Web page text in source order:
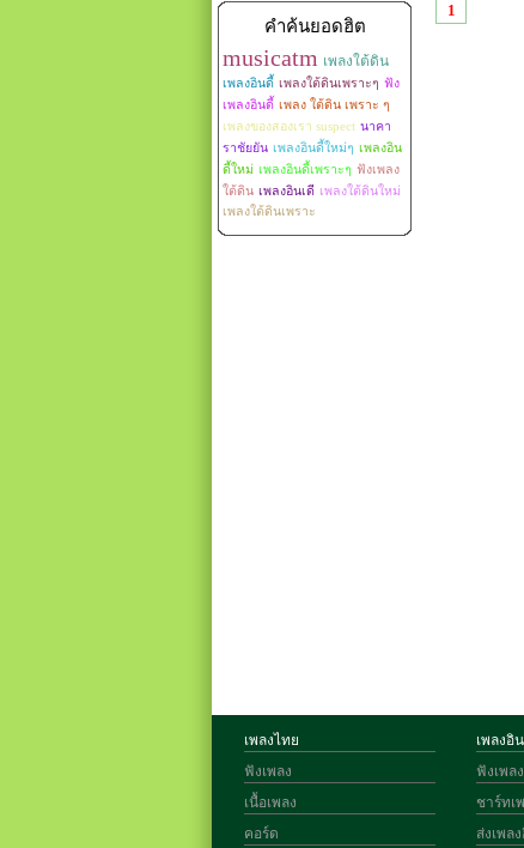
1
คำค้นยอดฮิต
musicatm เพลงใต้ดิน
เพลงอินดี้ เพลงใต้ดินเพราะๆ ฟัง
เพลงอินดี้ เพลง ใต้ดิน เพราะ ๆ
เพลงของสองเรา suspect นาคา
ราชัยยัน เพลงอินดี้ใหม่ๆ เพลงอิน
ดี้ใหม่ เพลงอินดี้เพราะๆ ฟังเพลง
ใต้ดิน เพลงอินเดี เพลงใต้ดินใหม่
เพลงใต้ดินเพราะ
เพลงไทย
ฟังเพลง
เนื้อเพลง
คอร์ด
เพลงอิ
ฟังเพล
ชาร์ทเ
ส่งเพล